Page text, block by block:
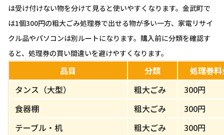
は受け付けない物を分けて見ると使いやすくなります。金武町で
は1個300円の粗大ごみ処理券で出せる物が多い一方、家電リサイ
クル品やパソコンは別ルートになります。購入前に分類を確認す
ると、処理券の買い間違いを避けやすくなります。
品目 分類
処理券料
タンス（大型）
粗大ごみ
300円
食器棚
粗大ごみ
300円
テーブル・机
粗大ごみ
300円